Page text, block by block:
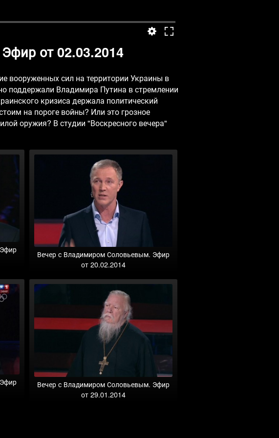
от 02.03.2014
вооруженных сил на территории Украины в
поддержали Владимира Путина в стремлении
кризиса держала политический
на пороге войны? Или это грозное
оружия? В студии "Воскресного вечера"
Вечер с Владимиром Соловьевым. Эфир
от 20.02.2014
Вечер с Владимиром Соловьевым. Эфир
от 29.01.2014